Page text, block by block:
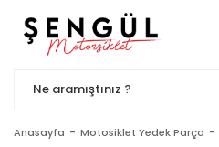
Anasayfa Motosiklet Yedek Parça